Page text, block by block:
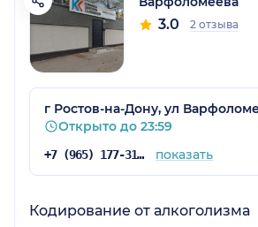
3.0 2 отзыва
г Ростов-на-Дону, ул
Открыто до 23:59
+7 (965) 177-31-35 показать
Кодирование от алкоголизма